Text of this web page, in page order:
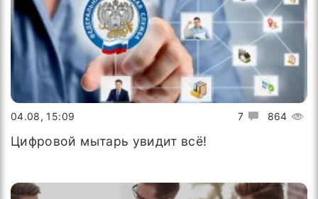
7 864
04.08, 15:09
Цифровой мытарь увидит всё!